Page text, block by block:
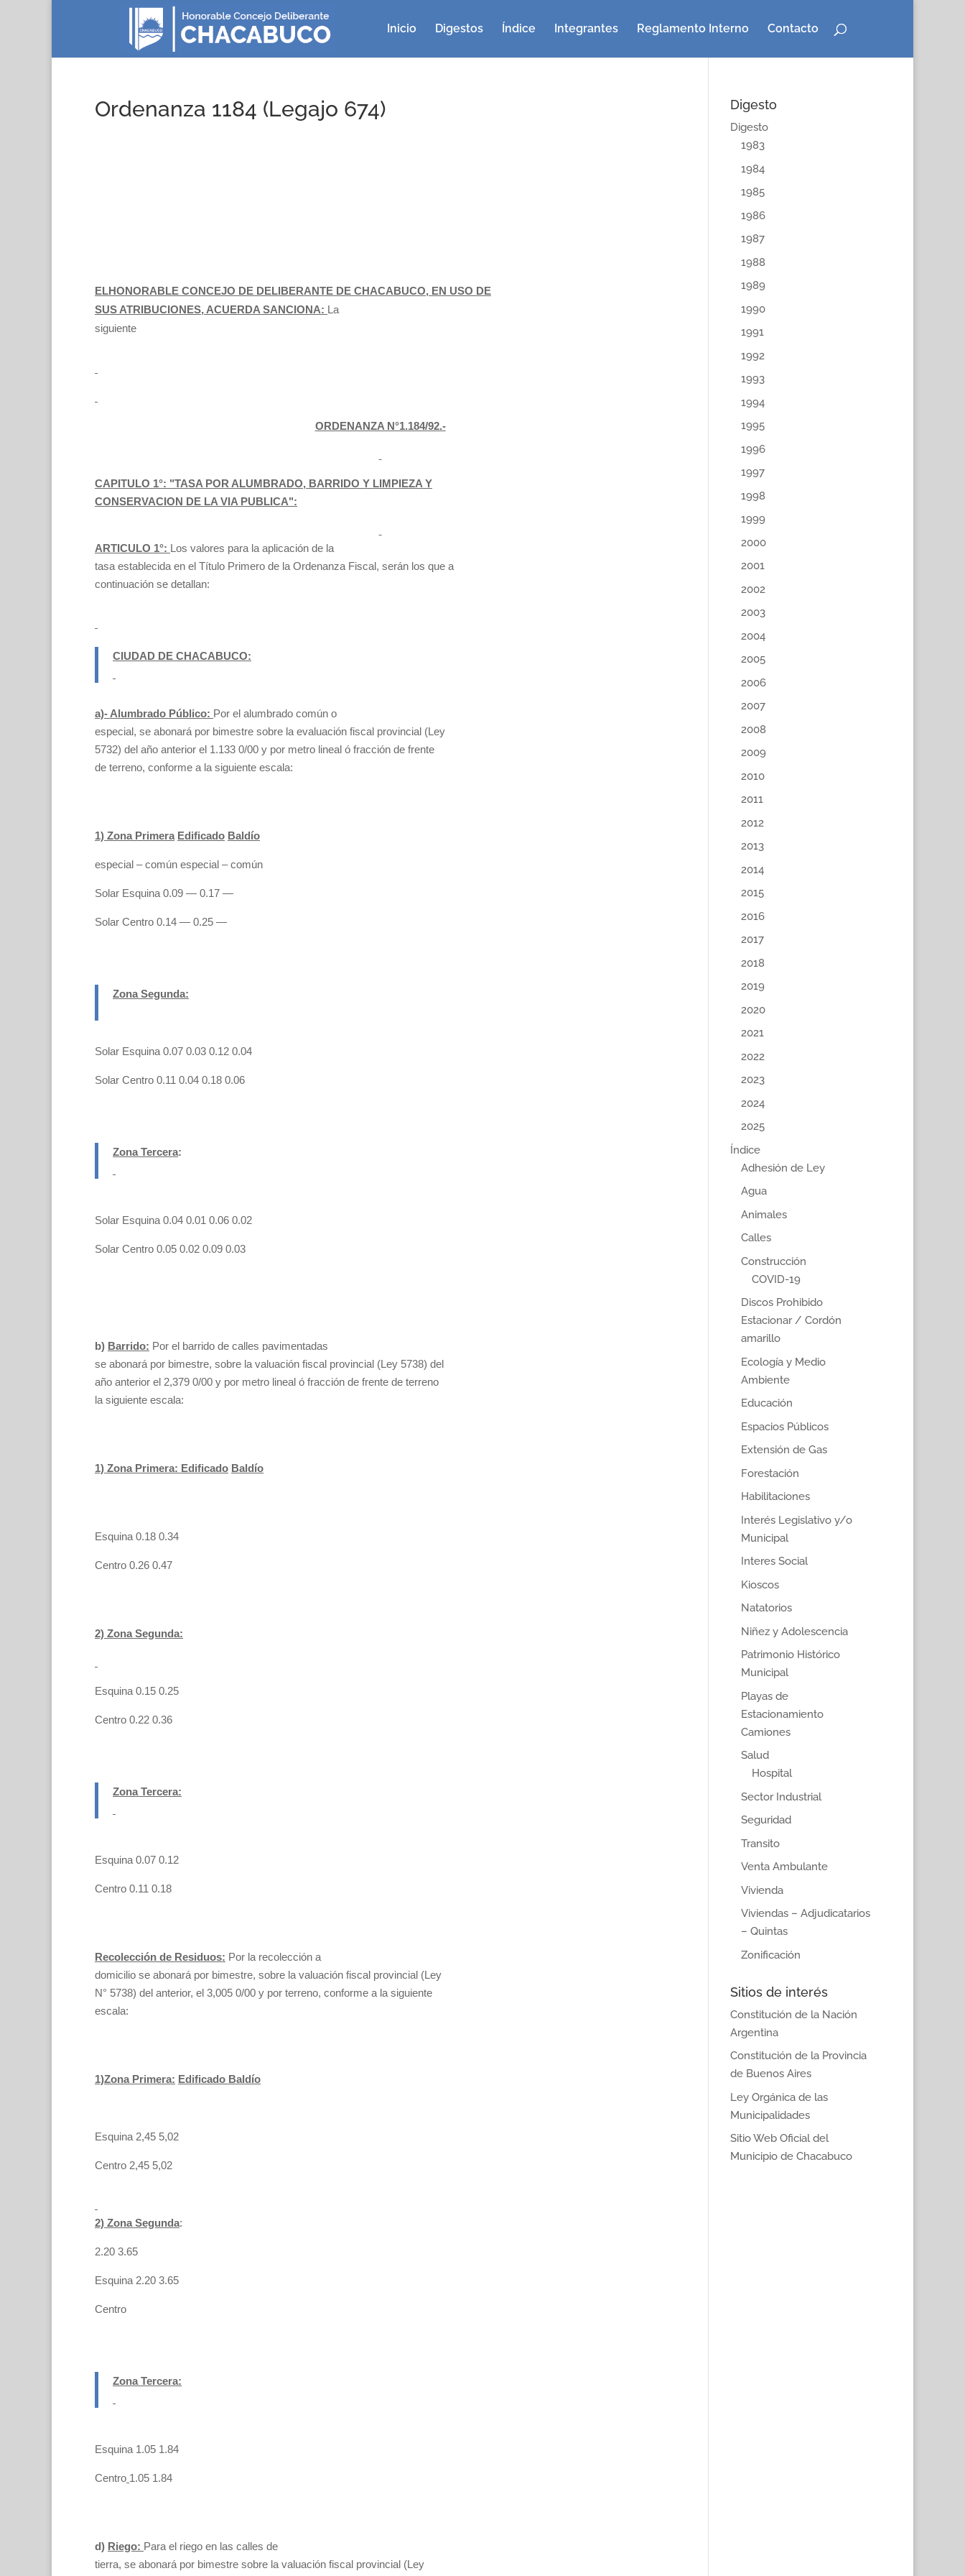
Inicio Digestos Índice Integrantes Reglamento Interno Contacto
Ordenanza 1184 (Legajo 674)
ELHONORABLE CONCEJO DE DELIBERANTE DE CHACABUCO, EN USO DE
SUS ATRIBUCIONES, ACUERDA SANCIONA: La
siguiente
ORDENANZA N°1.184/92.-
CAPITULO 1°: "TASA POR ALUMBRADO, BARRIDO Y LIMPIEZA Y
CONSERVACION DE LA VIA PUBLICA":
ARTICULO 1°: Los valores para la aplicación de la
tasa establecida en el Título Primero de la Ordenanza Fiscal, serán los que a
continuación se detallan:
CIUDAD DE CHACABUCO:
a)- Alumbrado Público: Por el alumbrado común o
especial, se abonará por bimestre sobre la evaluación fiscal provincial (Ley
5732) del año anterior el 1.133 0/00 y por metro lineal ó fracción de frente
de terreno, conforme a la siguiente escala:
1) Zona Primera Edificado Baldío
especial – común especial – común
Solar Esquina 0.09 — 0.17 —
Solar Centro 0.14 — 0.25 —
Zona Segunda:
Solar Esquina 0.07 0.03 0.12 0.04
Solar Centro 0.11 0.04 0.18 0.06
Zona Tercera:
Solar Esquina 0.04 0.01 0.06 0.02
Solar Centro 0.05 0.02 0.09 0.03
b) Barrido: Por el barrido de calles pavimentadas
se abonará por bimestre, sobre la valuación fiscal provincial (Ley 5738) del
año anterior el 2,379 0/00 y por metro lineal ó fracción de frente de terreno
la siguiente escala:
1) Zona Primera: Edificado Baldío
Esquina 0.18 0.34
Centro 0.26 0.47
2) Zona Segunda:
Esquina 0.15 0.25
Centro 0.22 0.36
Zona Tercera:
Esquina 0.07 0.12
Centro 0.11 0.18
Recolección de Residuos: Por la recolección a
domicilio se abonará por bimestre, sobre la valuación fiscal provincial (Ley
N° 5738) del anterior, el 3,005 0/00 y por terreno, conforme a la siguiente
escala:
1)Zona Primera: Edificado Baldío
Esquina 2,45 5,02
Centro 2,45 5,02
2) Zona Segunda:
2.20 3.65
Esquina 2.20 3.65
Centro
Zona Tercera:
Esquina 1.05 1.84
Centro 1.05 1.84
d) Riego: Para el riego en las calles de
tierra, se abonará por bimestre sobre la valuación fiscal provincial (Ley
Digesto
Digesto
1983
1984
1985
1986
1987
1988
1989
1990
1991
1992
1993
1994
1995
1996
1997
1998
1999
2000
2001
2002
2003
2004
2005
2006
2007
2008
2009
2010
2011
2012
2013
2014
2015
2016
2017
2018
2019
2020
2021
2022
2023
2024
2025
Índice
Adhesión de Ley
Agua
Animales
Calles
Construcción
COVID-19
Discos Prohibido
Estacionar / Cordón
amarillo
Ecología y Medio
Ambiente
Educación
Espacios Públicos
Extensión de Gas
Forestación
Habilitaciones
Interés Legislativo y/o
Municipal
Interes Social
Kioscos
Natatorios
Niñez y Adolescencia
Patrimonio Histórico
Municipal
Playas de
Estacionamiento
Camiones
Salud
Hospital
Sector Industrial
Seguridad
Transito
Venta Ambulante
Vivienda
Viviendas – Adjudicatarios
– Quintas
Zonificación
Sitios de interés
Constitución de la Nación
Argentina
Constitución de la Provincia
de Buenos Aires
Ley Orgánica de las
Municipalidades
Sitio Web Oficial del
Municipio de Chacabuco